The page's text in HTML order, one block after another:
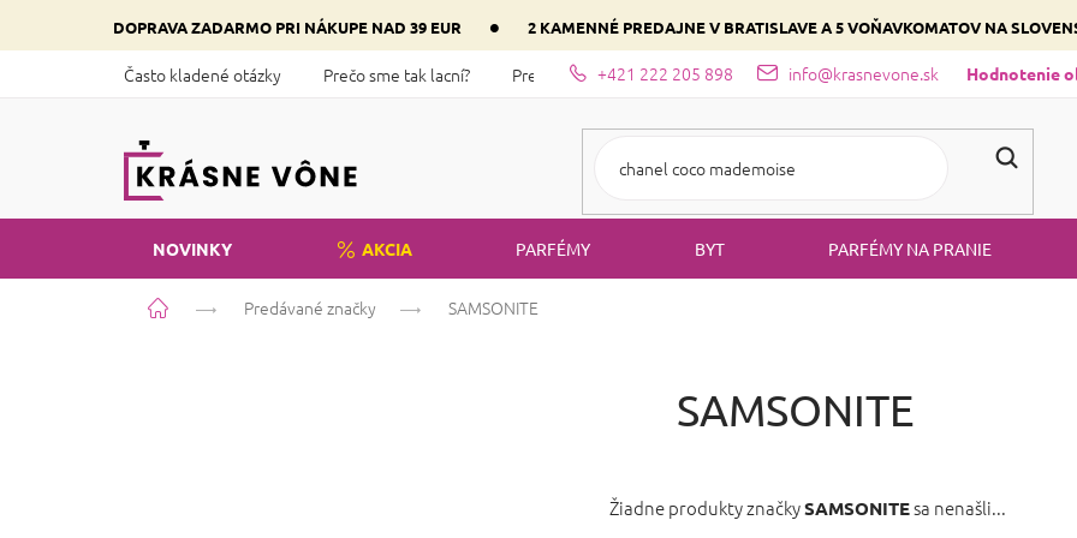
obsah
DOPRAVA ZADARMO PRI NÁKUPE NAD 39 EUR • 2 KAMENNÉ PREDAJNE V BRATISLAVE A 5 VOŇAVKOMATOV NA
+421 222 205 898 info@krasnevone.sk Hodnotenie
Často kladené otázky Prečo sme tak lacní? Predajne Zloženie parfémov a druhy vôní Vyberte si podľa
NOVINKY AKCIA PARFÉMY BYT PARFÉMY NA PRANIE
Domov Predávané značky SAMSONITE
SAMSONITE
Žiadne produkty značkySAMSONITEsa nenašli...